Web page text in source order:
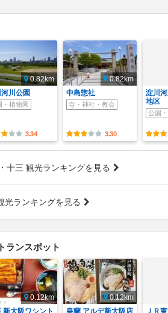
0.82km
川公園
・植物園
3.34
0.82km
中島惣社
寺・神社・教会
3.30
淀川
地区
公園
十三 観光ランキングを見る
光ランキングを見る
ランスポット
0.12km
新大阪ワシント
0.12km
皇蘭 アルデ新大阪店
ＪＲ